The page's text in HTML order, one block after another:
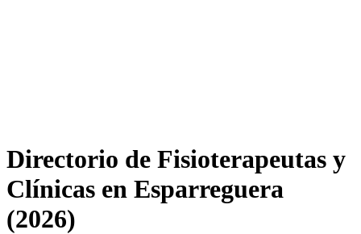
Directorio de Fisioterapeutas y
Clínicas en Esparreguera
(2026)